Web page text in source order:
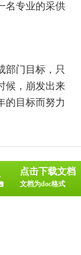
名专业的采供
部门目标，只
候，崩发出来
的目标而努力
点击下载文档
文档为doc格式